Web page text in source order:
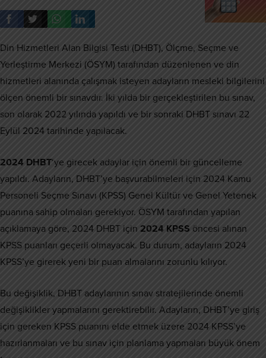
Din Hizmetleri Alan Bilgisi Testi (DHBT), Ölçme, Seçme ve
Yerleştirme Merkezi (ÖSYM) tarafından düzenlenen ve din
hizmetleri alanında çalışmak isteyen adayların mesleki bilgilerini
ölçen önemli bir sınavdır. İki yılda bir gerçekleştirilen bu sınav,
son olarak 2022 yılında yapıldı ve bir sonraki DHBT sınavı 22
Eylül 2024 tarihinde yapılacak.
2024 DHBT‘ye girecek adaylar için önemli bir güncelleme
yapıldı. Adayların, DHBT’ye başvurabilmeleri için 2024 Kamu
Personeli Seçme Sınavı (KPSS) Genel Kültür ve Genel Yetenek
puanına sahip olmaları gerekiyor. ÖSYM tarafından yapılan
açıklamaya göre, 2024 DHBT için 2024 KPSS öncesi alınan
KPSS puanları geçerli olmayacak. Bu durum, adayların 2024
KPSS’ye girerek yeni bir puan almalarını zorunlu kılıyor.
Bu değişiklik, DHBT adaylarının sınav stratejilerinde önemli
değişiklikler yapmalarını gerektirebilir. Adayların, DHBT’ye giriş
için gereken KPSS puanını elde etmek üzere 2024 KPSS’ye
hazırlanmaları ve bu sınav için planlama yapmaları büyük önem